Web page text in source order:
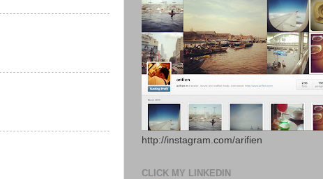
http://instagram.com/arifien
CLICK MY LINKEDIN